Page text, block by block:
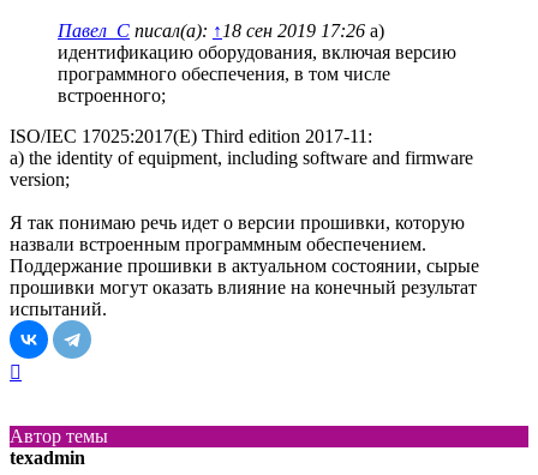
Павел_С писал(а): ↑ 18 сен 2019 17:26 a)
идентификацию оборудования, включая версию
программного обеспечения, в том числе
встроенного;
ISO/IEC 17025:2017(E) Third edition 2017-11:
a) the identity of equipment, including software and firmware
version;
Я так понимаю речь идет о версии прошивки, которую
назвали встроенным программным обеспечением.
Поддержание прошивки в актуальном состоянии, сырые
прошивки могут оказать влияние на конечный результат
испытаний.
Автор темы
texadmin